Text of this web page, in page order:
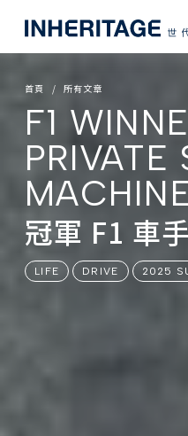
首頁 所有文章
F1
PRIVATE
冠軍 F1 車
LIFE DRIVE 2025